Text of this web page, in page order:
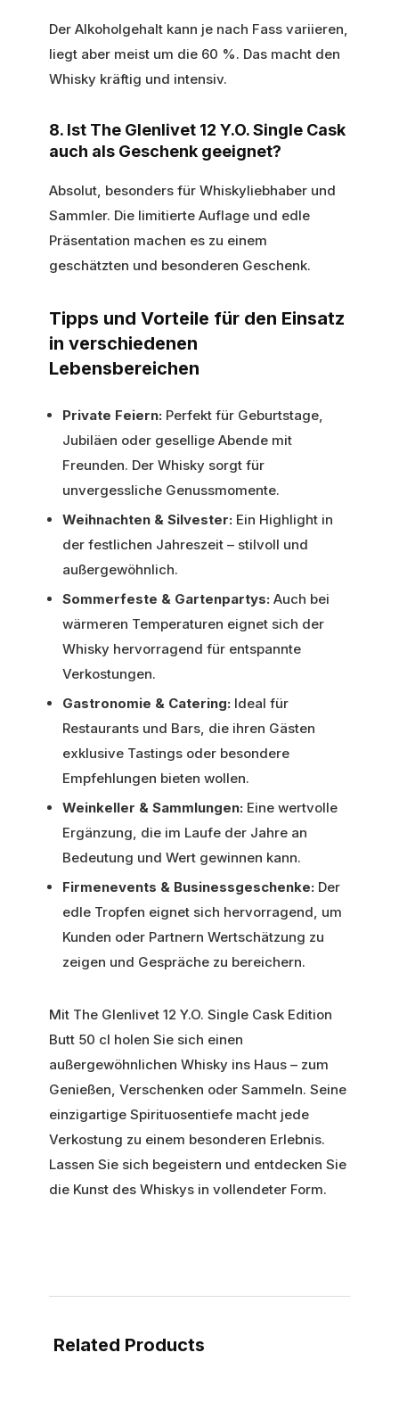
Der Alkoholgehalt kann je nach Fass variieren,
liegt aber meist um die 60 %. Das macht den
Whisky kräftig und intensiv.
8. Ist The Glenlivet 12 Y.O. Single Cask
auch als Geschenk geeignet?
Absolut, besonders für Whiskyliebhaber und
Sammler. Die limitierte Auflage und edle
Präsentation machen es zu einem
geschätzten und besonderen Geschenk.
Tipps und Vorteile für den Einsatz
in verschiedenen
Lebensbereichen
Private Feiern: Perfekt für Geburtstage,
Jubiläen oder gesellige Abende mit
Freunden. Der Whisky sorgt für
unvergessliche Genussmomente.
Weihnachten & Silvester: Ein Highlight in
der festlichen Jahreszeit – stilvoll und
außergewöhnlich.
Sommerfeste & Gartenpartys: Auch bei
wärmeren Temperaturen eignet sich der
Whisky hervorragend für entspannte
Verkostungen.
Gastronomie & Catering: Ideal für
Restaurants und Bars, die ihren Gästen
exklusive Tastings oder besondere
Empfehlungen bieten wollen.
Weinkeller & Sammlungen: Eine wertvolle
Ergänzung, die im Laufe der Jahre an
Bedeutung und Wert gewinnen kann.
Firmenevents & Businessgeschenke: Der
edle Tropfen eignet sich hervorragend, um
Kunden oder Partnern Wertschätzung zu
zeigen und Gespräche zu bereichern.
Mit The Glenlivet 12 Y.O. Single Cask Edition
Butt 50 cl holen Sie sich einen
außergewöhnlichen Whisky ins Haus – zum
Genießen, Verschenken oder Sammeln. Seine
einzigartige Spirituosentiefe macht jede
Verkostung zu einem besonderen Erlebnis.
Lassen Sie sich begeistern und entdecken Sie
die Kunst des Whiskys in vollendeter Form.
Related Products